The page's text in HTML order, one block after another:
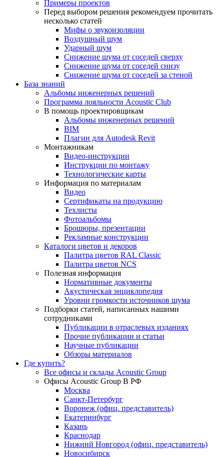
Примеры проектов
Перед выбором решения рекомендуем прочитать
несколько статей
Мифы о звукоизоляции
Воздушный шум
Ударный шум
Снижение шума от соседей сверху
Снижение шума от соседей снизу
Снижение шума от соседей за стеной
База знаний
Альбомы инженерных решений
Программа лояльности Acoustic Club
В помощь проектировщикам
Альбомы инженерных решений
BIM
Плагин для Autodesk Revit
Монтажникам
Видео-инструкции
Инструкции по монтажу
Технологические карты
Информация по материалам
Видео
Сертификаты на продукцию
Техлисты
Фотоальбомы
Брошюры, презентации
Рекламные конструкции
Каталоги цветов и декоров
Палитра цветов RAL Сlassic
Палитра цветов NCS
Полезная информация
Нормативные документы
Акустическая энциклопедия
Уровни громкости источников шума
Подборки статей, написанных нашими
сотрудниками
Публикации в отраслевых изданиях
Прочие публикации и статьи
Научные публикации
Обзоры материалов
Где купить?
Все офисы и склады Acoustic Group
Офисы Acoustic Group В РФ
Москва
Санкт-Петербург
Воронеж (офиц. представитель)
Екатеринбург
Казань
Краснодар
Нижний Новгород (офиц. представитель)
Новосибирск